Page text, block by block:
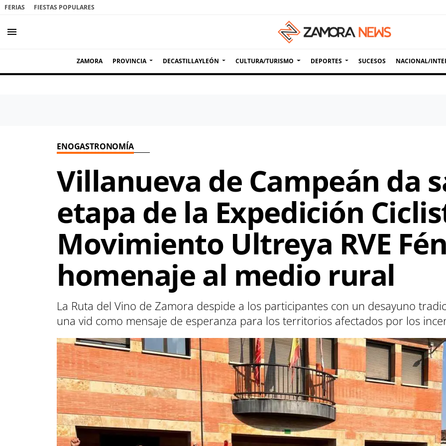
FERIAS FIESTAS POPULARES
menu
ZAMORA PROVINCIA DECASTILLAYLEÓN CULTURA/TURISMO DEPORTES SUCESOS NACIONAL/
ENOGASTRONOMÍA
Villanueva de Campeán da
etapa de la Expedición
Movimiento Ultreya RVE
homenaje al medio rural
La Ruta del Vino de Zamora despide a los participantes con un desayuno
una vid como mensaje de esperanza para los territorios afectados por los